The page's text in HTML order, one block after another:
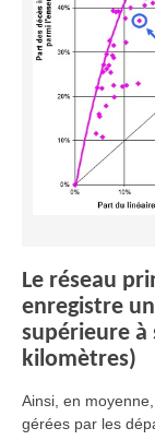
Le réseau
enregistre
supérieure à
kilomètres)
Ainsi, en
gérées par les